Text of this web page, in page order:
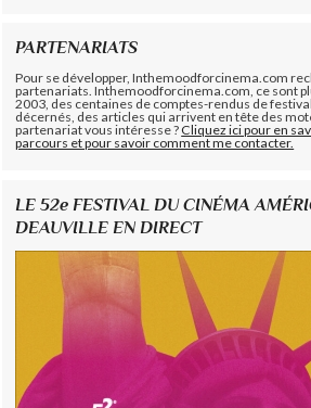
PARTENARIATS
Pour se développer, Inthemoodforcinema.com
partenariats. Inthemoodforcinema.com, ce sont
2003, des centaines de comptes-rendus de
décernés, des articles qui arrivent en tête des
partenariat vous intéresse ?Cliquez ici pour en
parcours et pour savoir comment me contacter.
LE 52e FESTIVAL DU CINÉMA
DEAUVILLE EN DIRECT